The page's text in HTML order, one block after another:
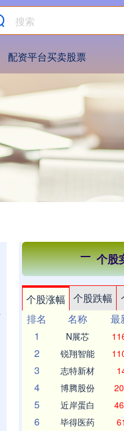
配资平台买卖股票
个股
个股涨幅 个股跌幅
排名
名称 最
1
N展芯
2 锐翔智能
3 志特新材
4 博腾股份
5 近岸蛋白
6 毕得医药